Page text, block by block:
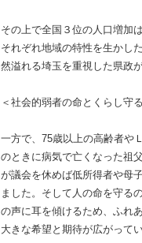
その上で全国３位の人口増加
それぞれ地域の特性を生かし
然溢れる埼玉を重視した県政
＜社会的弱者の命とくらし守
一方で、75歳以上の高齢者や
のときに病気で亡くなった祖
が議会を休めば低所得者や母
ました。そして人の命を守る
の声に耳を傾けるため、ふれ
大きな希望と期待が広がってい